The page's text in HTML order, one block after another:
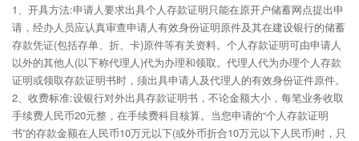
1、开具方法:申请人要求出具个人存款证明只能在原开户储蓄网点提出申
请，经办人员应认真审查申请人有效身份证明原件及其在建设银行的储蓄
存款凭证(包括存单、折、卡)原件等有关资料。个人存款证明可由申请人
以外的其他人(以下称代理人)代为办理和领取。代理人代为办理个人存款
证明或领取存款证明书时，须出具申请人及代理人的有效身份证件原件。
2、收费标准:设银行对外出具存款证明书，不论金额大小，每笔业务收取
手续费人民币20元整，在手续费科目核算。当您申请的“个人存款证明
书”的存款金额在人民币10万元以下(或外币折合10万元以下人民币)时，只